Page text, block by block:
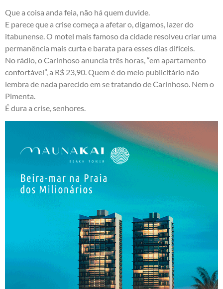
Que a coisa anda feia, não há quem duvide.
E parece que a crise começa a afetar o, digamos, lazer do
itabunense. O motel mais famoso da cidade resolveu criar uma
permanência mais curta e barata para esses dias difíceis.
No rádio, o Carinhoso anuncia três horas, “em apartamento
confortável”, a R$ 23,90. Quem é do meio publicitário não
lembra de nada parecido em se tratando de Carinhoso. Nem o
Pimenta.
É dura a crise, senhores.